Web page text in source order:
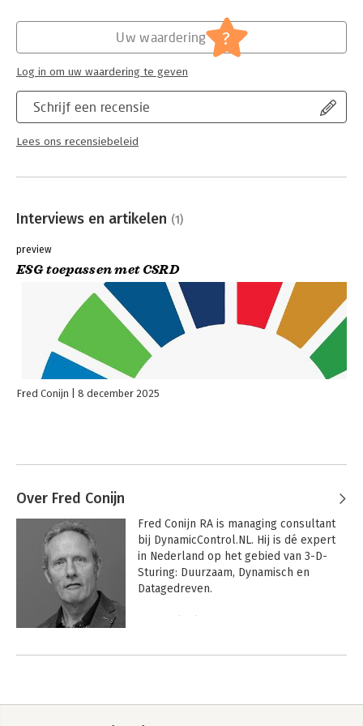
Algemeen management
Schrijf een recensie
Lees ons recensiebeleid
Uw waardering ?
Log in om uw waardering te geven
Interviews en artikelen (1)
preview
ESG toepassen met CSRD
Fred Conijn 8 december 2025
Over Fred Conijn
Fred Conijn RA is managing consultant
bij DynamicControl.NL. Hij is dé expert
in Nederland op het gebied van 3-D-
Sturing: Duurzaam, Dynamisch en
Datagedreven.
artikelen en 9 boeken:
XBRL voor eenduidige verslaggeving /
Andere boeken door Fred Conijn